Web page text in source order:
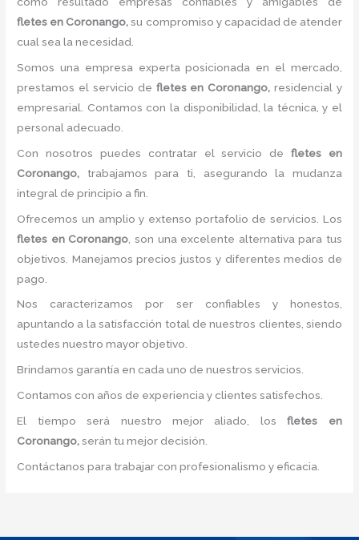
fletes en Coronango,su compromiso y capacidad de atender
cual sea la necesidad.
Somos una empresa experta posicionada en el mercado,
prestamos el servicio de fletesen Coronango, residencial y
empresarial. Contamos con la disponibilidad, la técnica, y el
personal adecuado.
Con nosotros puedes contratar el servicio defletes en
Coronango, trabajamos para ti, asegurando la mudanza
integral de principio a fin.
Ofrecemos un amplio y extenso portafolio de servicios. Los
fletes en Coronango , son una excelente alternativa para tus
objetivos. Manejamos precios justos y diferentes medios de
pago.
Nos caracterizamos por ser confiables y honestos,
apuntando a la satisfacción total de nuestros clientes, siendo
ustedes nuestro mayor objetivo.
Brindamos garantía en cada uno de nuestros servicios.
Contamos con años de experiencia y clientes satisfechos.
El tiempo será nuestro mejor aliado, losfletes en
Coronango,serán tu mejor decisión.
Contáctanos para trabajar con profesionalismo y eficacia.